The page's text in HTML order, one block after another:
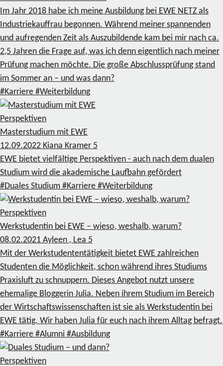
Im Jahr 2018 habe ich meine Ausbildung bei EWE NETZ als
Industriekauffrau begonnen. Während meiner spannenden
und aufregenden Zeit als Auszubildende kam bei mir nach ca.
2,5 Jahren die Frage auf, was ich denn eigentlich nach meiner
Prüfung machen möchte. Die große Abschlussprüfung stand
im Sommer an – und was dann?
#Karriere #Weiterbildung
Perspektiven
Masterstudium mit EWE
12.09.2022 Kiana Kramer 5
EWE bietet vielfältige Perspektiven - auch nach dem dualen
Studium wird die akademische Laufbahn gefördert
#Duales Studium #Karriere #Weiterbildung
Perspektiven
Werkstudentin bei EWE – wieso, weshalb, warum?
08.02.2021 Ayleen , Lea 5
Mit der Werkstudententätigkeit bietet EWE zahlreichen
Studenten die Möglichkeit, schon während ihres Studiums
Praxisluft zu schnuppern. Dieses Angebot nutzt unsere
ehemalige Bloggerin Julia. Neben ihrem Studium im Bereich
der Wirtschaftswissenschaften ist sie als Werkstudentin bei
EWE tätig. Wir haben Julia für euch nach ihrem Alltag befragt.
#Karriere #Alumni #Ausbildung
Perspektiven